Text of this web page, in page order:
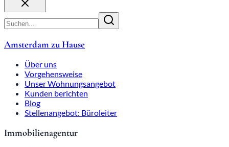
Amsterdam zu Hause
Über uns
Vorgehensweise
Unser Wohnungsangebot
Kunden berichten
Blog
Stellenangebot: Büroleiter
Immobilienagentur